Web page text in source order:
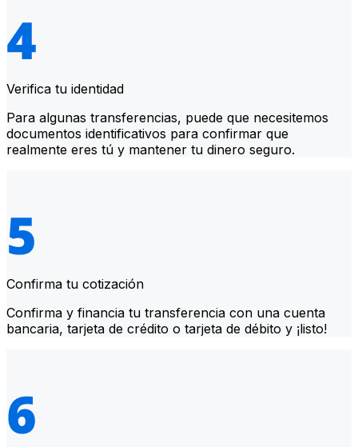
Verifica tu identidad
Para algunas transferencias, puede que necesitemos
documentos identificativos para confirmar que
realmente eres tú y mantener tu dinero seguro.
Confirma tu cotización
Confirma y financia tu transferencia con una cuenta
bancaria, tarjeta de crédito o tarjeta de débito y ¡listo!